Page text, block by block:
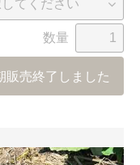
数量
販売終了しました